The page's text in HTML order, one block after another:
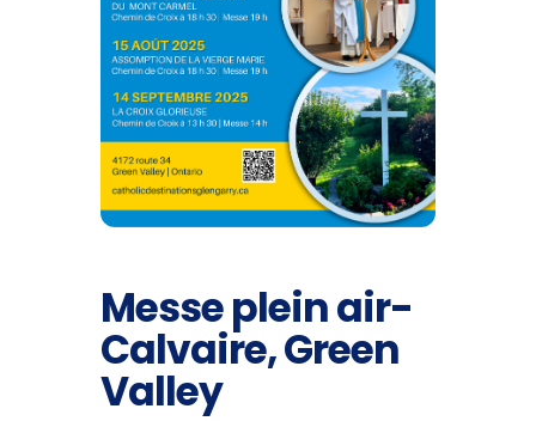
Messe plein air-
Calvaire, Green
Valley